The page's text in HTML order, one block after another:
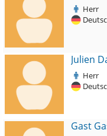
Herr
Julien
Herr
Gast